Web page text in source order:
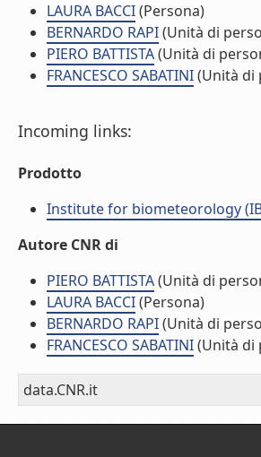
LAURA BACCI(Persona)
BERNARDO RAPI(Unità di
PIERO BATTISTA(Unità di
FRANCESCO SABATINI(Unità di
Incoming links:
Prodotto
Institute for biometeorology
Autore CNR di
PIERO BATTISTA(Unità di
LAURA BACCI(Persona)
BERNARDO RAPI(Unità di
FRANCESCO SABATINI(Unità di
data.CNR.it